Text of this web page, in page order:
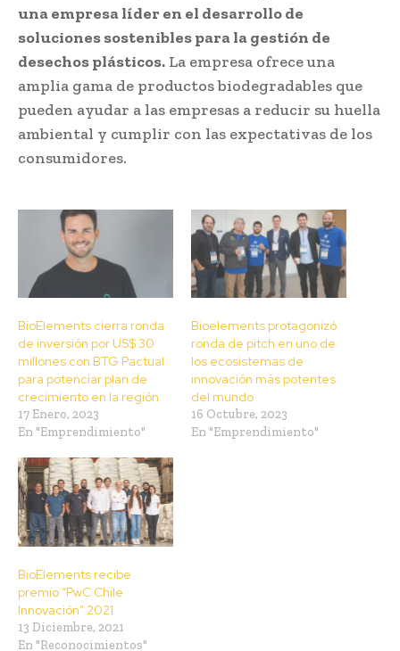
una empresa líder en el desarrollo de
soluciones sostenibles para la gestión de
desechos plásticos. La empresa ofrece una
amplia gama de productos biodegradables que
pueden ayudar a las empresas a reducir su huella
ambiental y cumplir con las expectativas de los
consumidores.
BioElements cierra ronda
de inversión por US$ 30
millones con BTG Pactual
para potenciar plan de
crecimiento en la región
17 Enero, 2023
En "Emprendimiento"
Bioelements protagonizó
ronda de pitch en uno de
los ecosistemas de
innovación más potentes
del mundo
16 Octubre, 2023
En "Emprendimiento"
BioElements recibe
premio “PwC Chile
Innovación” 2021
13 Diciembre, 2021
En "Reconocimientos"